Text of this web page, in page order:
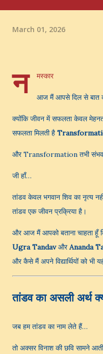
March 01, 2026
न मस्कार
आज मैं आपसे दिल से बात
क्योंकि जीवन में सफलता केवल
सफलता मिलती है
और Transformation तभी
जी हाँ…
तांडव केवल भगवान शिव का नृत्य
तांडव एक जीवन प्रक्रिया है।
और आज मैं आपको बताना चाहता
Ugra TandavऔरAnanda
और कैसे मैं अपने विद्यार्थियों को भी
तांडव का असली अर्थ
जब हम तांडव का नाम लेते हैं…
तो अक्सर विनाश की छवि सामने